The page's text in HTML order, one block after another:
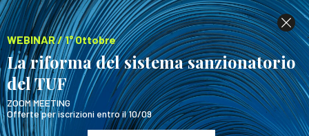
WEBINAR / 1° Ottobre
La riforma del sistema sanzionatorio
del TUF
ZOOM MEETING
Offerte per iscrizioni entro il 10/09